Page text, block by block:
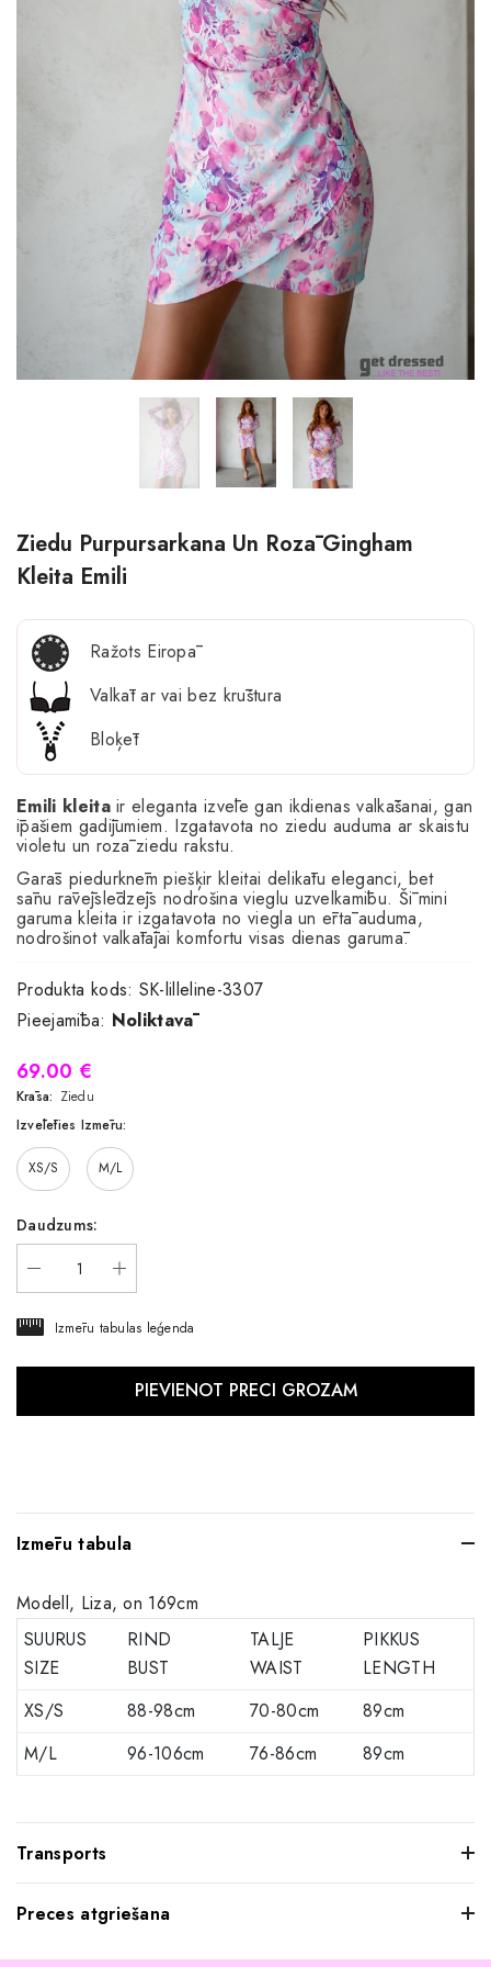
Ziedu Purpursarkana Un Rozā Gingham
Kleita Emili
Ražots Eiropā
Valkāt ar vai bez krūštura
Bloķēt
Emili kleitair eleganta izvēle gan ikdienas valkāšanai, gan
īpašiem gadījumiem. Izgatavota no ziedu auduma ar skaistu
violetu un rozā ziedu rakstu.
Garās piedurknēm piešķir kleitai delikātu eleganci, bet
sānu rāvējslēdzējs nodrošina vieglu uzvelkamību. Šī mini
garuma kleita ir izgatavota no viegla un ērtā auduma,
nodrošinot valkātājai komfortu visas dienas garumā.
Produkta kods: SK-lilleline-3307
Pieejamība: Noliktavā
69.00 €
Krāsa: Ziedu
Izvēlēties Izmēru:
XS/S M/L
Daudzums:
Izmēru tabulas leģenda
Izmēru tabula
Modell, Liza, on 169cm
SUURUS
SIZE
RIND
BUST
TALJE
WAIST
PIKKUS
LENGTH
XS/S
88-98cm 70-80cm
89cm
M/L
96-106cm 76-86cm 89cm
Transports
Preces atgriešana